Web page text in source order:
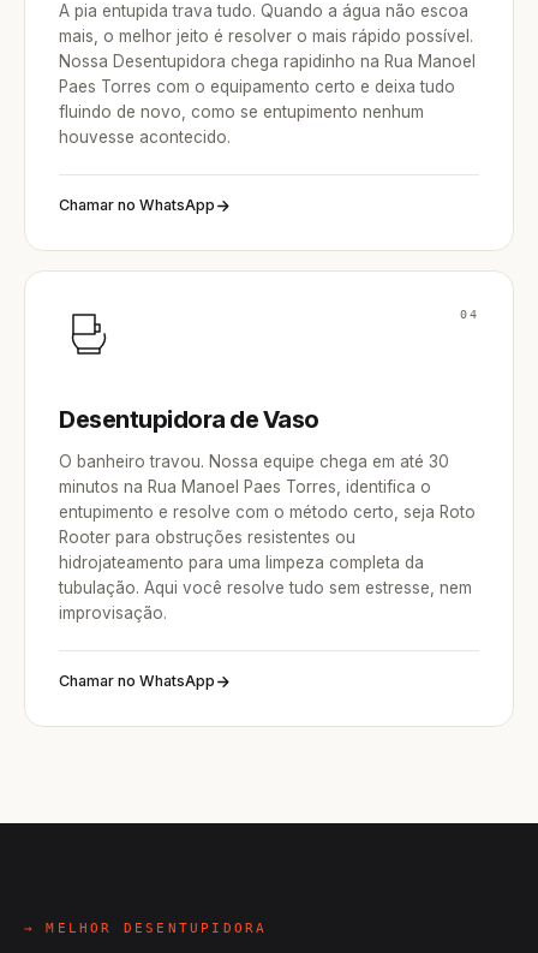
A pia entupida trava tudo. Quando a água não escoa
mais, o melhor jeito é resolver o mais rápido possível.
Nossa Desentupidora chega rapidinho na Rua Manoel
Paes Torres com o equipamento certo e deixa tudo
fluindo de novo, como se entupimento nenhum
houvesse acontecido.
Chamar no WhatsApp
04
Desentupidora de Vaso
O banheiro travou. Nossa equipe chega em até 30
minutos na Rua Manoel Paes Torres, identifica o
entupimento e resolve com o método certo, seja Roto
Rooter para obstruções resistentes ou
hidrojateamento para uma limpeza completa da
tubulação. Aqui você resolve tudo sem estresse, nem
improvisação.
Chamar no WhatsApp
→ MELHOR DESENTUPIDORA